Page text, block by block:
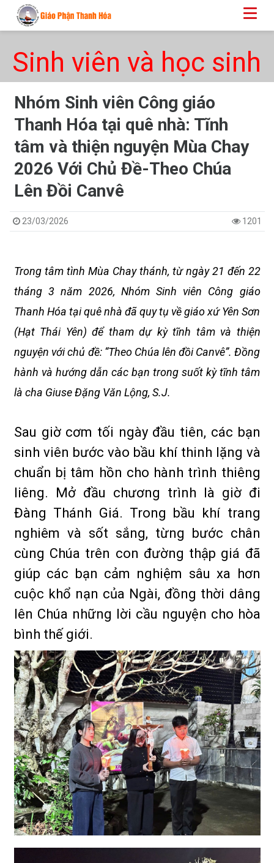
Sinh viên và học sinh
Nhóm Sinh viên Công giáo
Thanh Hóa tại quê nhà: Tĩnh
tâm và thiện nguyện Mùa Chay
2026 Với Chủ Đề-Theo Chúa
Lên Đồi Canvê
23/03/2026 1201
Trong tâm tình Mùa Chay thánh, từ ngày 21 đến 22
tháng 3 năm 2026, Nhóm Sinh viên Công giáo
Thanh Hóa tại quê nhà đã quy tụ về giáo xứ Yên Sơn
(Hạt Thái Yên) để tham dự kỳ tĩnh tâm và thiện
nguyện với chủ đề: “Theo Chúa lên đồi Canvê”. Đồng
hành và hướng dẫn các bạn trong suốt kỳ tĩnh tâm
là cha Giuse Đặng Văn Lộng, S.J.
Sau giờ cơm tối ngày đầu tiên, các bạn
sinh viên bước vào bầu khí thinh lặng và
chuẩn bị tâm hồn cho hành trình thiêng
liêng. Mở đầu chương trình là giờ đi
Đàng Thánh Giá. Trong bầu khí trang
nghiêm và sốt sắng, từng bước chân
cùng Chúa trên con đường thập giá đã
giúp các bạn cảm nghiệm sâu xa hơn
cuộc khổ nạn của Ngài, đồng thời dâng
lên Chúa những lời cầu nguyện cho hòa
bình thế giới.